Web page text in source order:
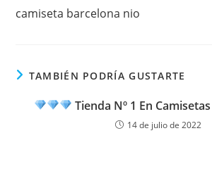
artículos
camiseta barcelona nio
TAMBIÉN PODRÍA GUSTARTE
Tienda Nº 1 En
14 de julio de 2022